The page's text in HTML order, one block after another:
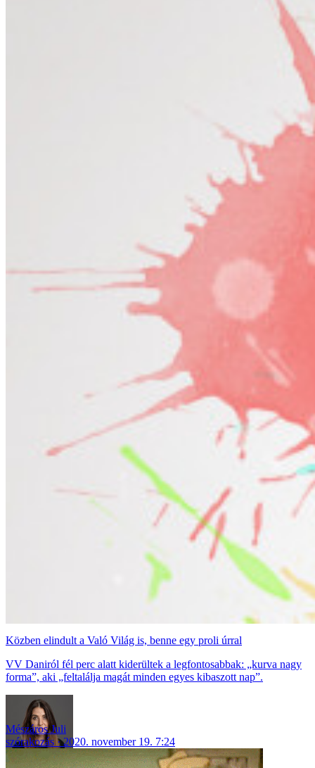
Közben elindult a Való Világ is, benne egy proli úrral
VV Daniról fél perc alatt kiderültek a legfontosabbak: „kurva nagy
forma”, aki „feltalálja magát minden egyes kibaszott nap”.
Mészáros Juli
szórakozás
2020. november 19. 7:24